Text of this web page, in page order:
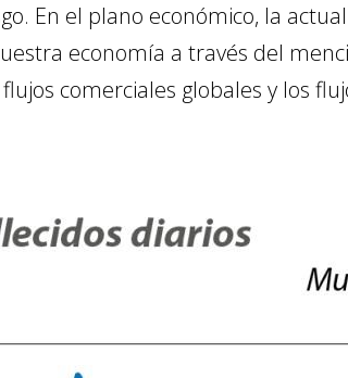
En el plano económico, la
economía a través del
comerciales globales y los